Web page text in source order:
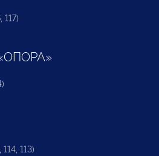
117)
113)